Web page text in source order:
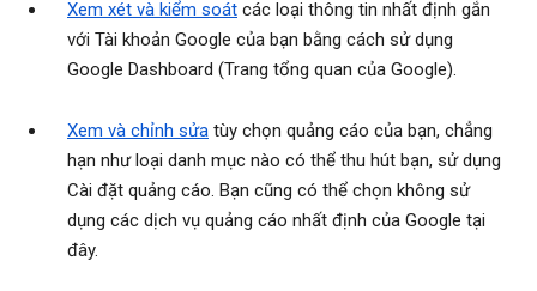
Xem xét và kiểm soát các loại thông tin nhất định gắn
với Tài khoản Google của bạn bằng cách sử dụng
Google Dashboard (Trang tổng quan của Google).
Xem và chỉnh sửa tùy chọn quảng cáo của bạn, chẳng
hạn như loại danh mục nào có thể thu hút bạn, sử dụng
Cài đặt quảng cáo. Bạn cũng có thể chọn không sử
dụng các dịch vụ quảng cáo nhất định của Google tại
đây.